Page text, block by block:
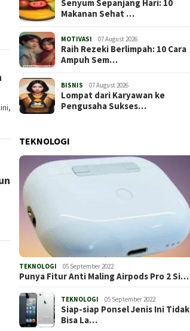
Senyum Sepanjang Hari: 10
Makanan Sehat …
MOTIVASI 07 August 2026
Raih Rezeki Berlimpah: 10 Cara
Ampuh Sem…
BISNIS 07 August 2026
Lompat dari Karyawan ke
Pengusaha Sukses…
TEKNOLOGI
TEKNOLOGI 05 September 2022
Punya Fitur Anti Maling Airpods Pro 2 Si…
TEKNOLOGI 05 September 2022
Siap-siap Ponsel Jenis Ini Tidak
Bisa La…